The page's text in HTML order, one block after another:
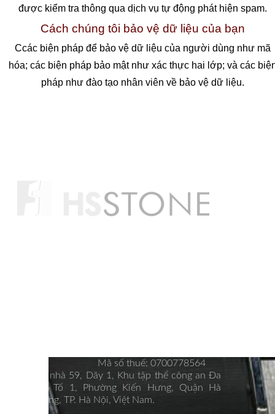
được kiểm tra thông qua dịch vụ tự động phát hiện spam.
Cách chúng tôi bảo vệ dữ liệu của bạn
Ccác biện pháp để bảo vệ dữ liệu của người dùng như mã
hóa; các biện pháp bảo mật như xác thực hai lớp; và các
pháp như đào tạo nhân viên về bảo vệ dữ liệu.
Mã số thuế: 0700778564
Số nhà 59, Dãy 1, Khu tập thể công an Đa
Sỹ, Tổ 1, Phường Kiến Hưng, Quận Hà
Đông, TP. Hà Nội, Việt Nam.